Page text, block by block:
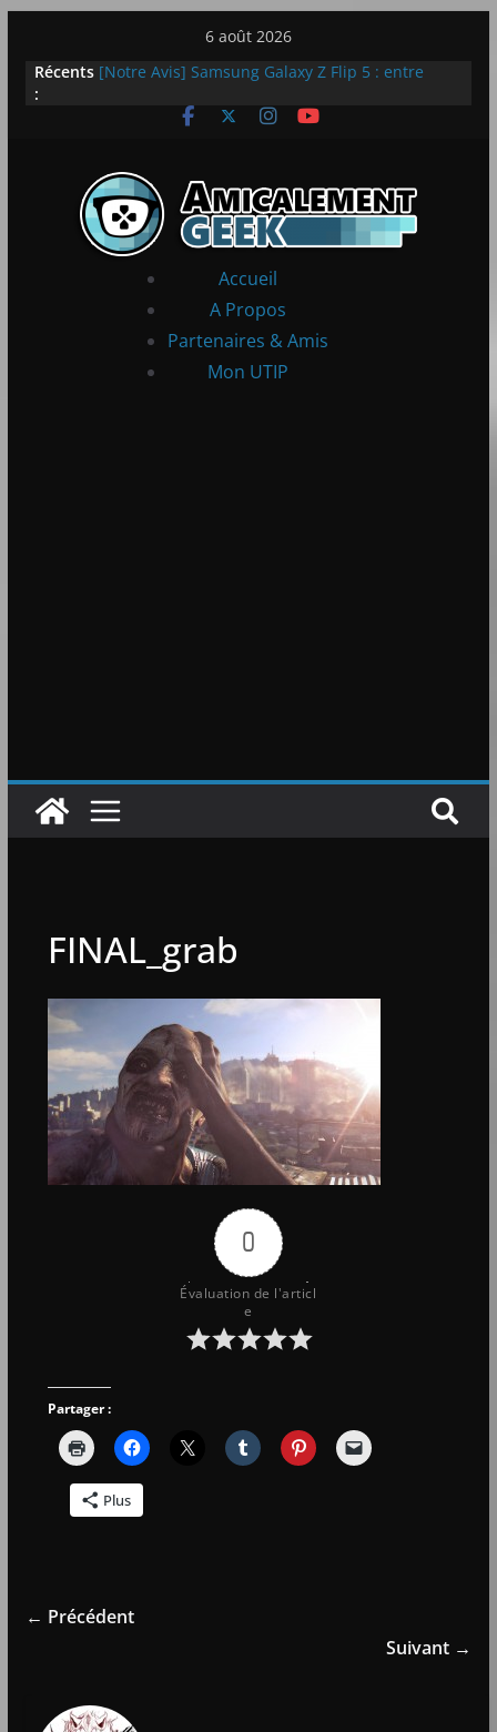
contenu
6 août 2026
Récents
:
[Notre Avis] Samsung Galaxy Z Flip 5 : entre
[PS5] New World Aeternum [Notre Avis]
LEGO dévoile la LEGO Technic McLaren P1
Accueil
A Propos
Partenaires & Amis
Mon UTIP
FINAL_grab
0
Évaluation de l'articl
e
Partager :
Plus
← Précédent
Suivant →